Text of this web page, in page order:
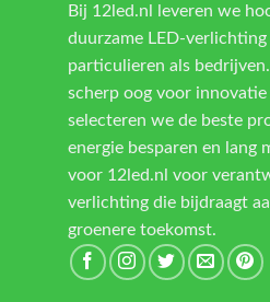
Bij 12led.nl leveren we
duurzame LED-verlichting
particulieren als
scherp oog voor
selecteren we de beste
energie besparen en lang
voor 12led.nl voor
verlichting die bijdraagt
groenere toekomst.